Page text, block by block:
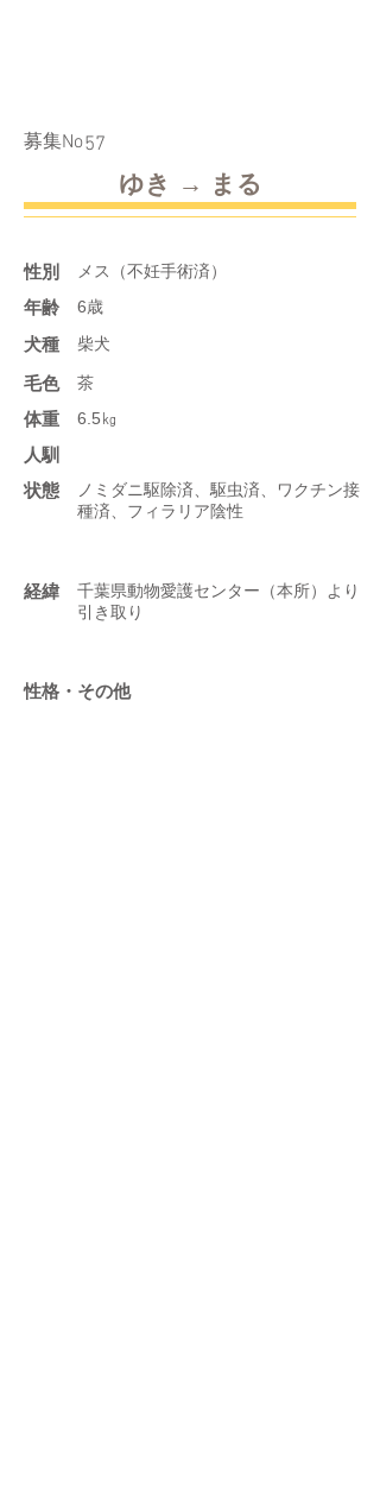
​募集No57
ゆき → まる
性別 メス（不妊手術済）
年齢 6歳
​犬種 柴犬
​毛色 茶
体重 6.5㎏
人馴
状態
ノミダニ駆除済、駆虫済、ワクチン接
種済、フィラリア陰性
​経緯
千葉県動物愛護センター（本所）より
引き取り
性格・その他